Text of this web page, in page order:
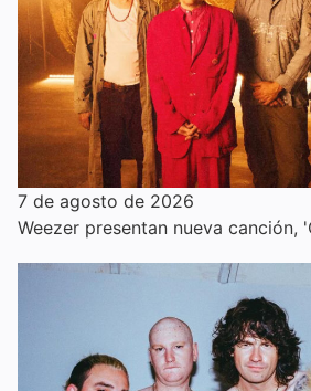
7 de agosto de 2026
Weezer presentan nueva canción,